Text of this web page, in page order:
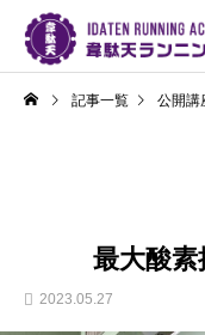
記事一覧 公開講
最大酸
2023.05.27